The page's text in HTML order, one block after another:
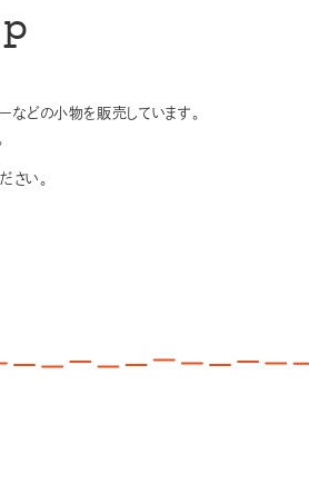
どの小物を販売しています。
さい。